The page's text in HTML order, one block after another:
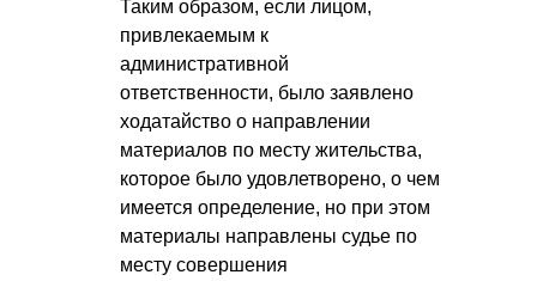
Таким образом, если лицом,
привлекаемым к
административной
ответственности, было заявлено
ходатайство о направлении
материалов по месту жительства,
которое было удовлетворено, о чем
имеется определение, но при этом
материалы направлены судье по
месту совершения